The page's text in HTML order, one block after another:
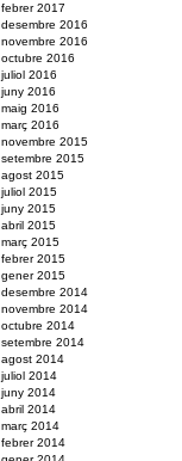
febrer 2017
desembre 2016
novembre 2016
octubre 2016
juliol 2016
juny 2016
maig 2016
març 2016
novembre 2015
setembre 2015
agost 2015
juliol 2015
juny 2015
abril 2015
març 2015
febrer 2015
gener 2015
desembre 2014
novembre 2014
octubre 2014
setembre 2014
agost 2014
juliol 2014
juny 2014
abril 2014
març 2014
febrer 2014